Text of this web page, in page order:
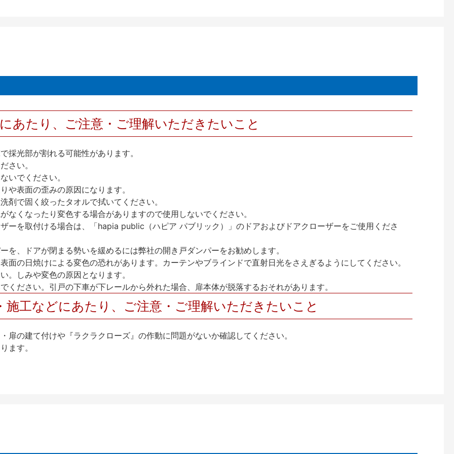
あたり、ご注意・ご理解いただきたいこと
光部が割れる可能性があります。
さい。
いでください。
表面の歪みの原因になります。
で固く絞ったタオルで拭いてください。
くなったり変色する場合がありますので使用しないでください。
ーを取付ける場合は、「hapia public（ハピア パブリック）」のドアおよびドアクローザーをご使用くださ
、ドアが閉まる勢いを緩めるには弊社の開き戸ダンパーをお勧めします。
の日焼けによる変色の恐れがあります。カーテンやブラインドで直射日光をさえぎるようにしてください。
しみや変色の原因となります。
ださい。引戸の下車が下レールから外れた場合、扉本体が脱落するおそれがあります。
施工などにあたり、ご注意・ご理解いただきたいこと
の建て付けや『ラクラクローズ』の作動に問題がないか確認してください。
ます。